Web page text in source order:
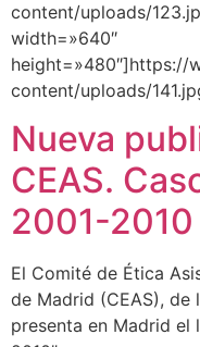
content/uploads/
width=»640″
height=»480″]https://
content/uploads/
Nueva
CEAS.
2001-2010
El Comité de Ética
de Madrid (CEAS), de
presenta en Madrid el